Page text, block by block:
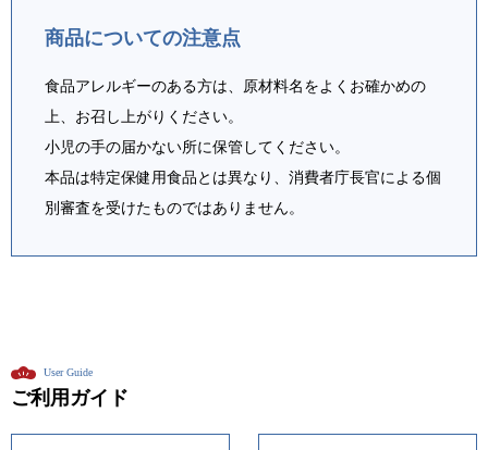
商品についての注意点
食品アレルギーのある方は、原材料名をよくお確かめの
上、お召し上がりください。
小児の手の届かない所に保管してください。
本品は特定保健用食品とは異なり、消費者庁長官による個
別審査を受けたものではありません。
User Guide
ご利用ガイド